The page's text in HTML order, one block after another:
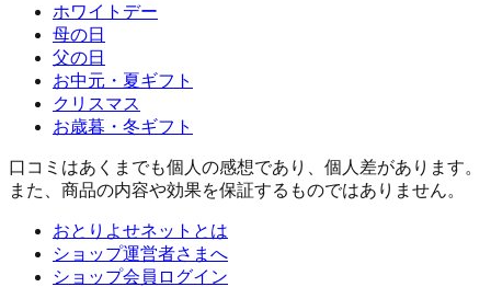
ホワイトデー
母の日
父の日
お中元・夏ギフト
クリスマス
お歳暮・冬ギフト
口コミはあくまでも個人の感想であり、個人差があります。
また、商品の内容や効果を保証するものではありません。
おとりよせネットとは
ショップ運営者さまへ
ショップ会員ログイン